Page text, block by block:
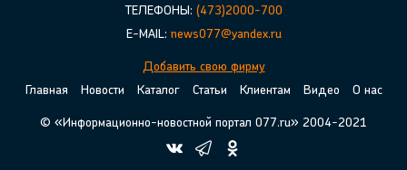
ТЕЛЕФОНЫ: (473)2000-700
E-MAIL: news077@yandex.ru
Добавить свою фирму
Главная
Новости Каталог Статьи Клиентам Видео О нас
© «Информационно-новостной портал 077.ru» 2004-2021